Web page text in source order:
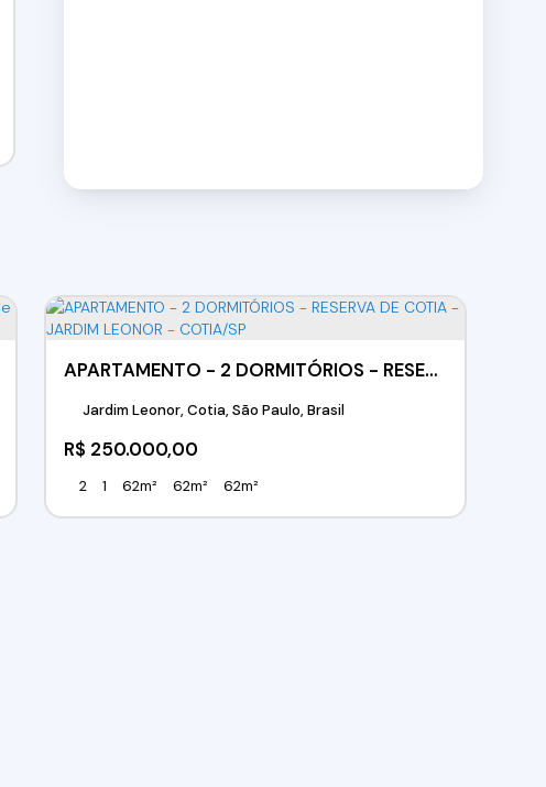
APARTAMENTO - 2 DORMITÓRIOS - RESERVA DE COTIA -JARDIM LEONOR - COTIA/SP
R$ 250.000,00
Jardim Leonor, Cotia, São Paulo, Brasil
2 1 62m² 62m² 62m²